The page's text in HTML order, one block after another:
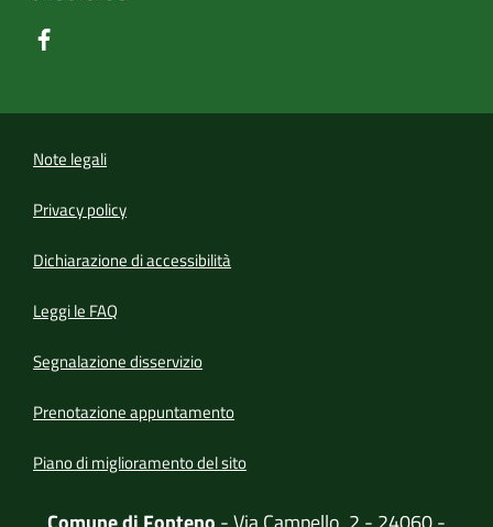
Note legali
Privacy policy
Dichiarazione di accessibilità
Leggi le FAQ
Segnalazione disservizio
Prenotazione appuntamento
Piano di miglioramento del sito